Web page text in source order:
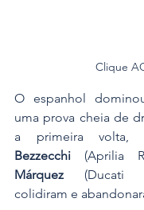
Clique
O espanhol
uma prova cheia de
a primeira volta,
Bezzecchi (Aprilia
Márquez (Ducati
colidiram e